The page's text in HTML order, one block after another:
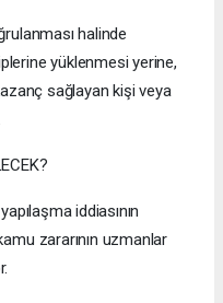
halinde
yüklenmesi yerine,
sağlayan kişi veya
iddiasının
zararının uzmanlar